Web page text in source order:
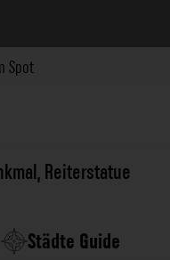
Spot
,Reiterstatue
Städte Guide